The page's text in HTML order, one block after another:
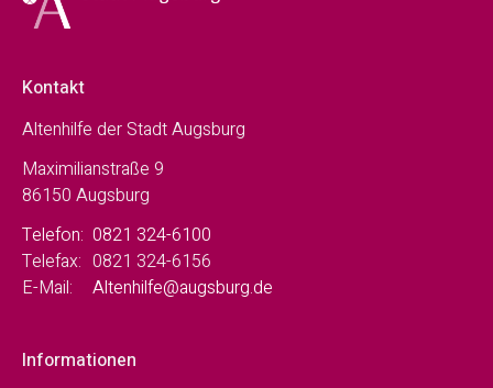
Kontakt
Altenhilfe der Stadt Augsburg
Maximilianstraße 9
86150 Augsburg
Telefon: 0821 324-6100
Telefax: 0821 324-6156
E-Mail:
Altenhilfe@augsburg.de
Informationen